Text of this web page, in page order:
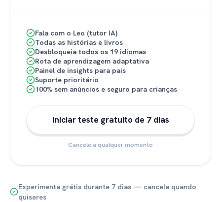
Fala com o Leo (tutor IA)
Todas as histórias e livros
Desbloqueia todos os 19 idiomas
Rota de aprendizagem adaptativa
Painel de insights para pais
Suporte prioritário
100% sem anúncios e seguro para crianças
Iniciar teste gratuito de 7 dias
Cancele a qualquer momento
Experimenta grátis durante 7 dias — cancela quando
quiseres